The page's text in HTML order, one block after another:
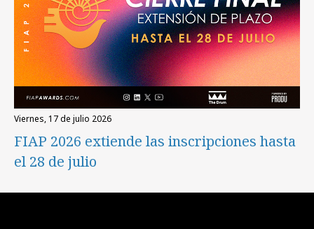
viernes, 17 de julio 2026
FIAP 2026 extiende las inscripciones hasta
el 28 de julio